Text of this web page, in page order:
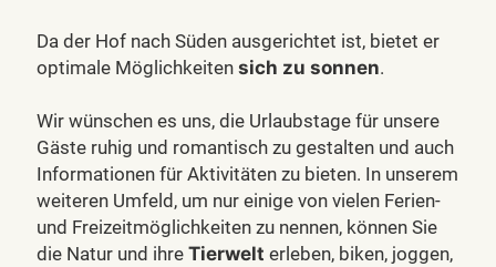
Da der Hof nach Süden ausgerichtet ist, bietet er
optimale Möglichkeiten sich zu sonnen.
Wir wünschen es uns, die Urlaubstage für unsere
Gäste ruhig und romantisch zu gestalten und auch
Informationen für Aktivitäten zu bieten. In unserem
weiteren Umfeld, um nur einige von vielen Ferien-
und Freizeitmöglichkeiten zu nennen, können Sie
die Natur und ihre Tierwelt erleben, biken, joggen,